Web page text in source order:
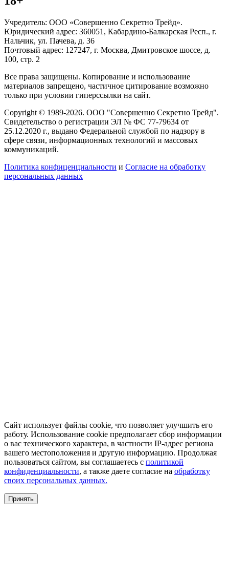
Учредитель: ООО «Совершенно Секретно Трейд».
Юридический адрес: 360051, Кабардино-Балкарская Респ., г.
Нальчик, ул. Пачева, д. 36
Почтовый адрес: 127247, г. Москва, Дмитровское шоссе, д.
100, стр. 2
Все права защищены. Копирование и использование
материалов запрещено, частичное цитирование возможно
только при условии гиперссылки на сайт.
Copyright © 1989-2026. ООО "Совершенно Секретно Трейд".
Свидетельство о регистрации ЭЛ № ФС 77-79634 от
25.12.2020 г., выдано Федеральной службой по надзору в
сфере связи, информационных технологий и массовых
коммуникаций.
Политика конфиценциальности и Согласие на обработку
персональных данных
Сайт использует файлы cookie, что позволяет улучшить его
работу. Использование cookie предполагает сбор информации
о вас технического характера, в частности IP-адрес региона
вашего местоположения и другую информацию. Продолжая
пользоваться сайтом, вы соглашаетесь с политикой
конфиденциальности, а также даете согласие на обработку
своих персональных данных.
Принять